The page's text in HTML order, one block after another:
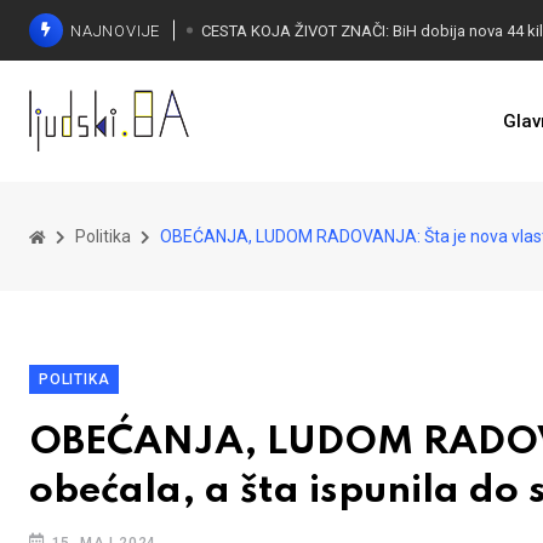
NAJNOVIJE
Politika OBEĆANJA, LUDOM RADOVANJA: Šta je nova
POLITIKA
OBEĆANJA, LUDOM
obećala, a šta ispunila do